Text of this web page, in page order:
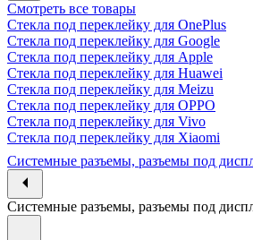
Смотреть все товары
Стекла под переклейку для OnePlus
Стекла под переклейку для Google
Стекла под переклейку для Apple
Стекла под переклейку для Huawei
Стекла под переклейку для Meizu
Стекла под переклейку для OPPO
Стекла под переклейку для Vivo
Стекла под переклейку для Xiaomi
Системные разъемы, разъемы под
Системные разъемы, разъемы под